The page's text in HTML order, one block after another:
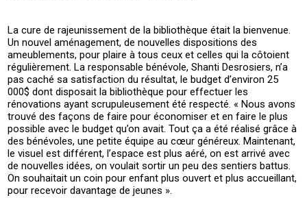
La cure de rajeunissement de la bibliothèque était la bienvenue.
Un nouvel aménagement, de nouvelles dispositions des
ameublements, pour plaire à tous ceux et celles qui la côtoient
régulièrement. La responsable bénévole, Shanti Desrosiers, n’a
pas caché sa satisfaction du résultat, le budget d’environ 25
000$ dont disposait la bibliothèque pour effectuer les
rénovations ayant scrupuleusement été respecté. « Nous avons
trouvé des façons de faire pour économiser et en faire le plus
possible avec le budget qu’on avait. Tout ça a été réalisé grâce à
des bénévoles, une petite équipe au cœur généreux. Maintenant,
le visuel est différent, l’espace est plus aéré, on est arrivé avec
de nouvelles idées, on voulait sortir un peu des sentiers battus.
On souhaitait un coin pour enfant plus ouvert et plus accueillant,
pour recevoir davantage de jeunes ».